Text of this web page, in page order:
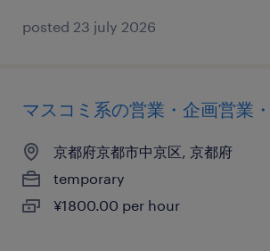
posted 23 july 2026
マスコミ系の営業・企画営業
京都府京都市中京区, 京都府
temporary
¥1800.00 per hour